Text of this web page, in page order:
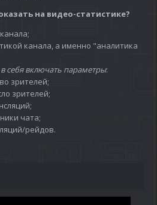
на видео-статистике?
канала, а именно "аналитика
себя включать параметры:
зрителей;
зрителей;
чата;
рейдов.